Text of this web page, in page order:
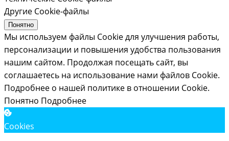
Другие Cookie-файлы
Понятно
Мы используем файлы Cookie для улучшения работы,
персонализации и повышения удобства пользования
нашим сайтом. Продолжая посещать сайт, вы
соглашаетесь на использование нами файлов Cookie.
Подробнее о нашей политике в отношении Cookie.
Понятно Подробнее
Cookies